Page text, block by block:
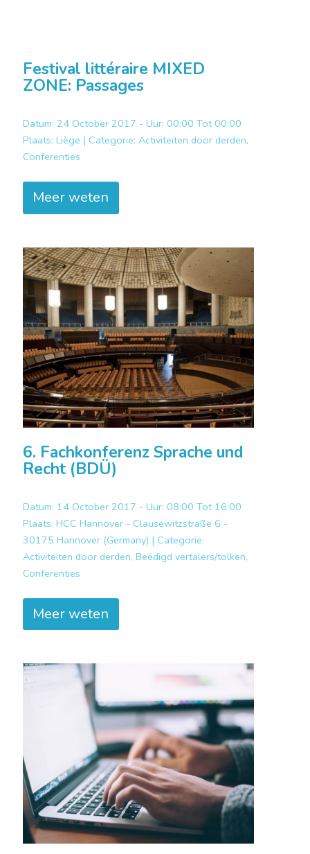
Festival littéraire MIXED
ZONE: Passages
Datum: 24 October 2017 - Uur: 00:00 Tot 00:00
Plaats: Liège | Categorie: Activiteiten door derden,
Conferenties
Meer weten
6. Fachkonferenz Sprache und
Recht (BDÜ)
Datum: 14 October 2017 - Uur: 08:00 Tot 16:00
Plaats: HCC Hannover - Clausewitzstraße 6 -
30175 Hannover (Germany) | Categorie:
Activiteiten door derden, Beëdigd vertalers/tolken,
Conferenties
Meer weten